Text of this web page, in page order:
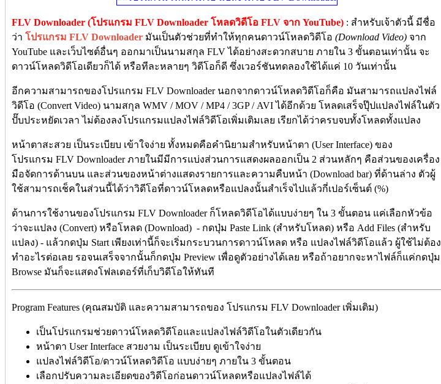
FLV Downloader (โปรแกรม FLV Downloader โหลดวิดีโอ FLV จาก YouTube) : สำหรับเจ้าตัวนี้ มีชื่อ
ว่า โปรแกรม FLV Downloader มันเป็นตัวช่วยที่ทำให้ทุกคนดาวน์โหลดวิดีโอ (Download Video) จาก
YouTube และเว็บไซต์อื่นๆ ออกมาเป็นนามสกุล FLV ได้อย่างสะดวกสบาย ภายใน 3 ขั้นตอนเท่านั้น จะ
ดาวน์โหลดวิดีโอเดียวก็ได้ หรือทีละหลายๆ วิดีโอก็ดี ซึ่งเวอร์ชันทดลองใช้ได้แค่ 10 วันเท่านั้น
อีกความสามารถของโปรแกรม FLV Downloader นอกจากดาวน์โหลดวิดีโอก็คือ มันสามารถแปลงไฟล์
วิดีโอ (Convert Video) นามสกุล WMV / MOV / MP4 / 3GP / AVI ได้อีกด้วย โหลดเสร็จปุ๊ปแปลงไฟล์ในตัว
ปั๊บประหยัดเวลา ไม่ต้องลงโปรแกรมแปลงไฟล์วิดีโอเพิ่มเติมเลย เรียกได้ว่าครบจบทั้งโหลดทั้งแปลง
หน้าตาสะสวย เป็นระเบียบ เข้าใจง่าย ทั้งหมดคือคำนิยามสำหรับหน้าตา (User Interface) ของ
โปรแกรม FLV Downloader ภายในมีมีการแบ่งส่วนการแสดงผลออกเป็น 2 ส่วนหลักๆ คือส่วนของเครื่อง
มือจัดการด้านบน และส่วนของหน้าต่างแสดงรายการและความคืบหน้า (Download bar) ที่ด้านล่าง ตัวผู้
ใช้สามารถเช็คในส่วนนี้ได้ว่าวิดีโอที่ดาวน์โหลดหรือแปลงนั้นสำเร็จไปแล้วกี่เปอร์เซ็นต์ (%)
ด้านการใช้งานของโปรแกรม FLV Downloader ก็โหลดวิดีโอได้แบบง่ายๆ ใน 3 ขั้นตอน แค่เลือกหัวข้อ
ว่าจะแปลง (Convert) หรือโหลด (Download) - กดปุ่ม Paste Link (สำหรับโหลด) หรือ Add Files (สำหรับ
แปลง) - แล้วกดปุ่ม Start เพียงเท่านี้ก็จะเริ่มกระบวนการดาวน์โหลด หรือ แปลงไฟล์วิดีโอแล้ว ผู้ใช้ไม่ต้อง
ทำอะไรต่อเลย รอจนเสร็จจากนั้นก็กดปุ่ม Preview เพื่อดูตัวอย่างได้เลย หรือถ้าอยากจะหาไฟล์ก็แค่กดปุ่ม
Browse มันก็จะแสดงโฟลเดอร์ที่เก็บวิดีโอให้ทันที
Program Features (คุณสมบัติ และความสามารถของ โปรแกรม FLV Downloader เพิ่มเติม)
เป็นโปรแกรมช่วยดาวน์โหลดวิดีโอและแปลงไฟล์วิดีโอในตัวเดียวกัน
หน้าตา User Interface สวยงาม เป็นระเบียบ ดูเข้าใจง่าย
แปลงไฟล์วิดีโอ/ดาวน์โหลดวิดีโอ แบบง่ายๆ ภายใน 3 ขั้นตอน
เลือกปรับความละเอียดของวิดีโอก่อนดาวน์โหลดหรือแปลงไฟล์ได้